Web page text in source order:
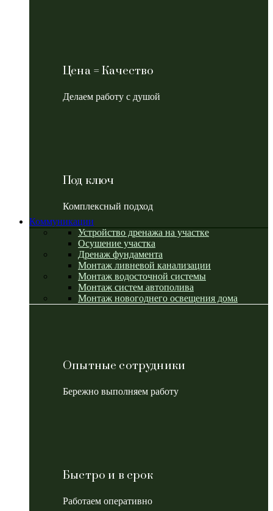
Цена = Качество
Делаем работу с душой
Под ключ
Комплексный подход
Коммуникации
Устройство дренажа на участке
Осушение участка
Дренаж фундамента
Монтаж ливневой канализации
Монтаж водосточной системы
Монтаж систем автополива
Монтаж новогоднего освещения дома
Опытные сотрудники
Бережно выполняем работу
Быстро и в срок
Работаем оперативно